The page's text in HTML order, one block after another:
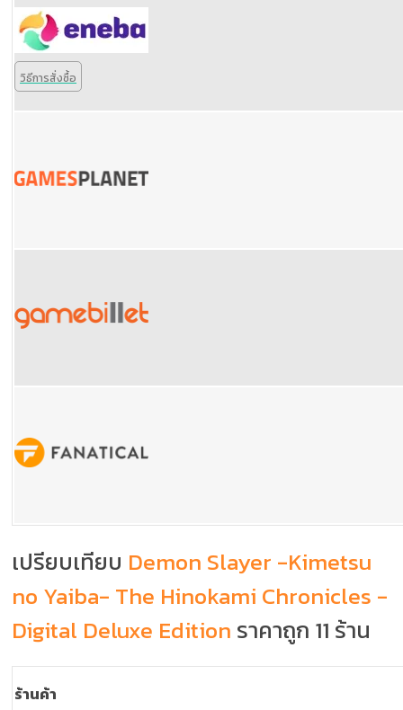
วิธีการสั่งซื้อ
เปรียบเทียบ Demon Slayer -Kimetsu
no Yaiba- The Hinokami Chronicles -
Digital Deluxe Edition ราคาถูก 11 ร้าน
ร้านค้า